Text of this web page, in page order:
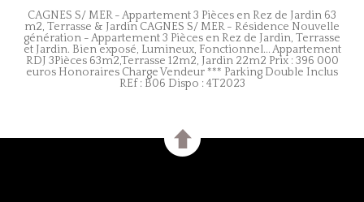
CAGNES S/ MER - Appartement 3 Pièces en Rez de Jardin 63
m2, Terrasse & Jardin CAGNES S/ MER - Résidence Nouvelle
génération - Appartement 3 Pièces en Rez de Jardin, Terrasse
et Jardin. Bien exposé, Lumineux, Fonctionnel... Appartement
RDJ 3Pièces 63m2,Terrasse 12m2, Jardin 22m2 Prix : 396 000
euros Honoraires Charge Vendeur *** Parking Double Inclus
REf : B06 Dispo : 4T2023